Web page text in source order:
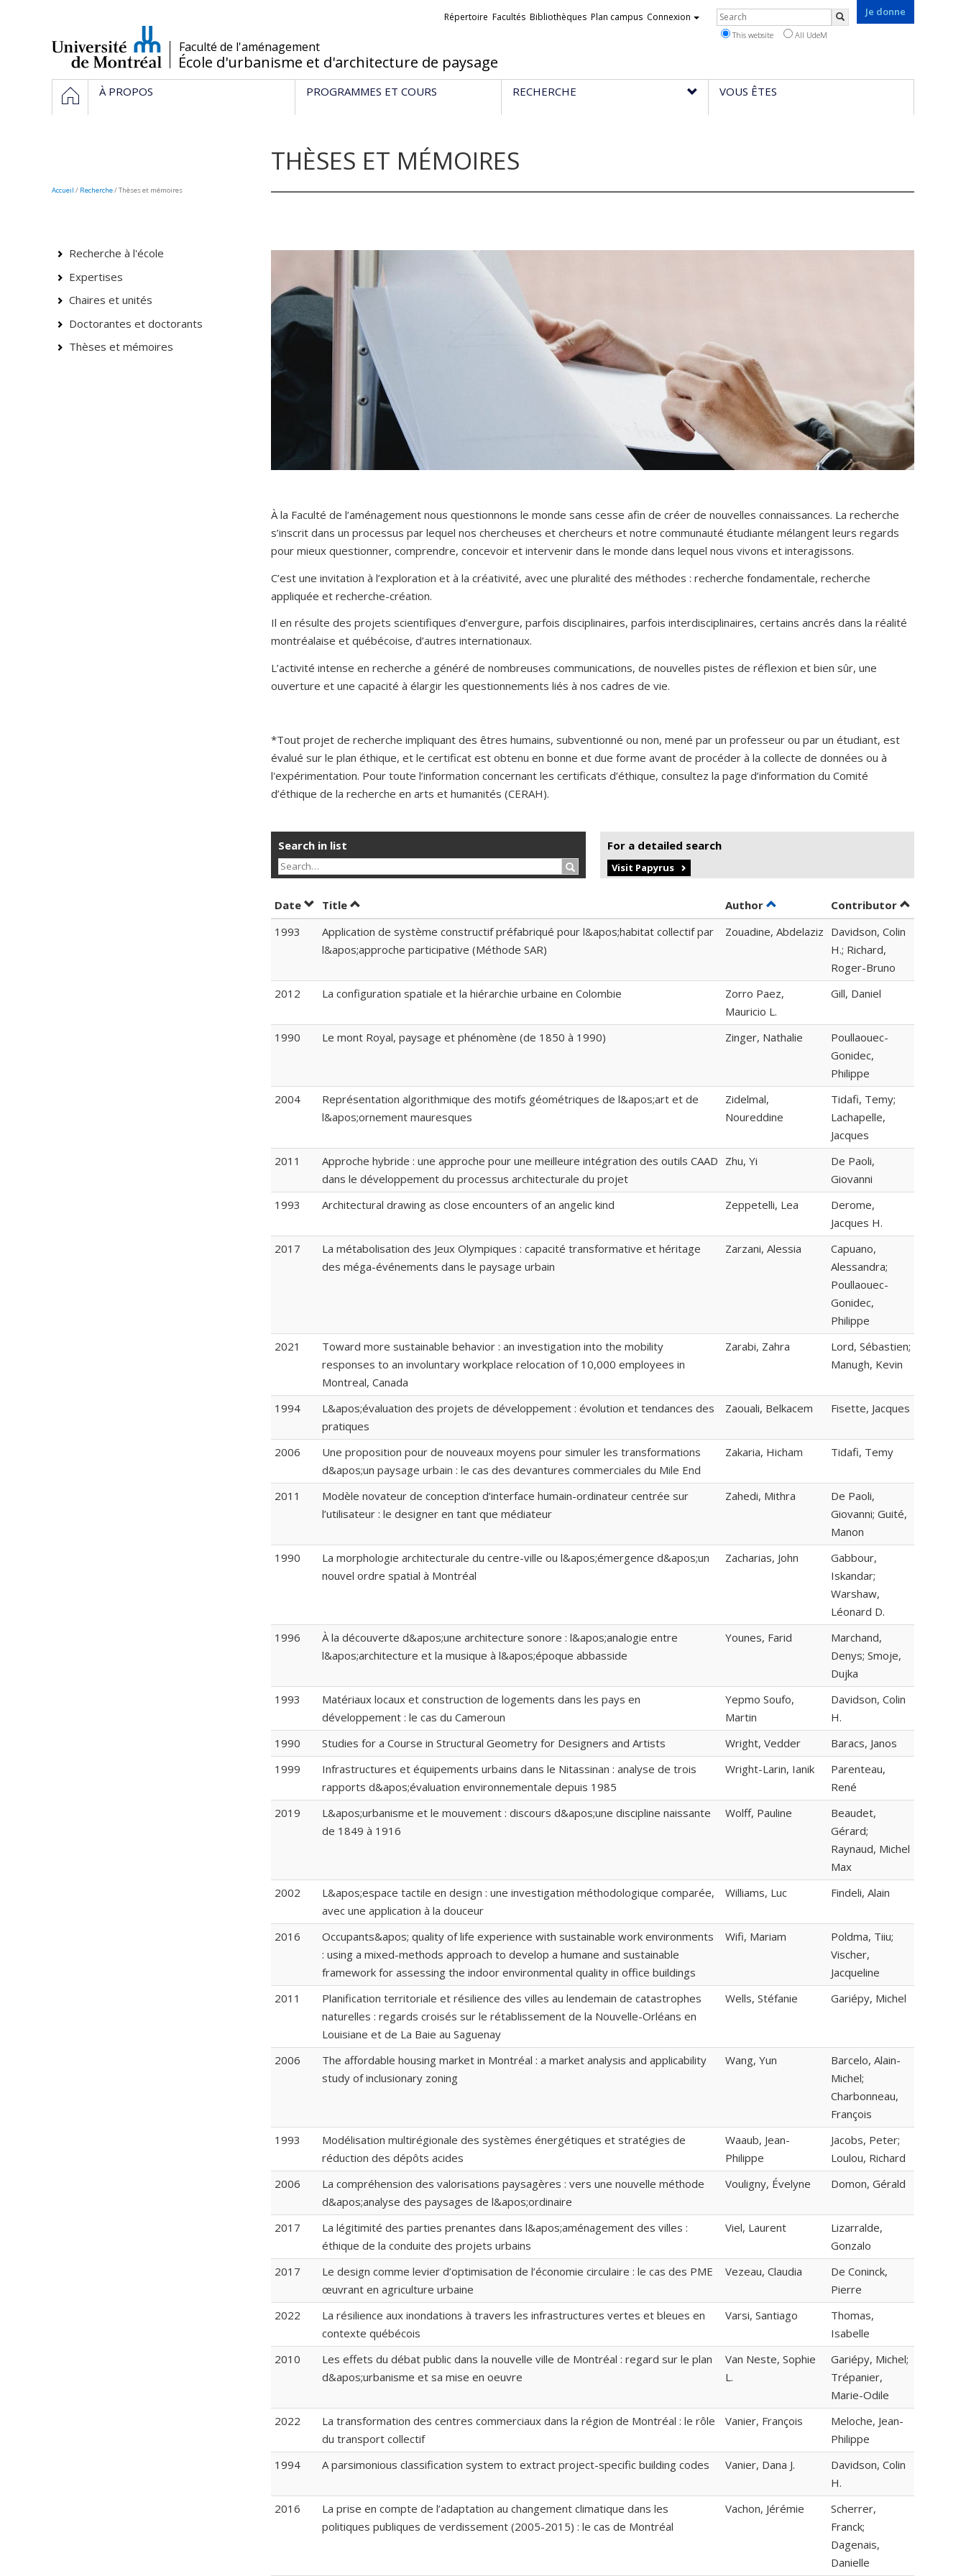
/Faculté de l'aménagement
École d'urbanisme et d'architecture de paysage
Je donne
Liens
Répertoire Facultés Bibliothèques Plan campus Connexion Rechercher
This website All UdeM
Navigation
principale
HOMEÀ PROPOS PROGRAMMES ET COURS RECHERCHE VOUS ÊTES
THÈSES ET MÉMOIRES
À la Faculté de l’aménagement nous questionnons le monde sans cesse afin de créer de nouvelles connaissances. La recherche
s’inscrit dans un processus par lequel nos chercheuses et chercheurs et notre communauté étudiante mélangent leurs regards
pour mieux questionner, comprendre, concevoir et intervenir dans le monde dans lequel nous vivons et interagissons.
C’est une invitation à l’exploration et à la créativité, avec une pluralité des méthodes : recherche fondamentale, recherche
appliquée et recherche-création.
Il en résulte des projets scientifiques d’envergure, parfois disciplinaires, parfois interdisciplinaires, certains ancrés dans la réalité
montréalaise et québécoise, d’autres internationaux.
L’activité intense en recherche a généré de nombreuses communications, de nouvelles pistes de réflexion et bien sûr, une
ouverture et une capacité à élargir les questionnements liés à nos cadres de vie.
*Tout projet de recherche impliquant des êtres humains, subventionné ou non, mené par un professeur ou par un étudiant, est
évalué sur le plan éthique, et le certificat est obtenu en bonne et due forme avant de procéder à la collecte de données ou à
l'expérimentation. Pour toute l’information concernant les certificats d’éthique, consultez la page d’information du Comité
d’éthique de la recherche en arts et humanités (CERAH).
Search in list
Search…
For a detailed search
Visit Papyrus
Date Sort by date in descending order
Title Sort by title in descending order Author Sort by author in descending order
Contributor by
1993
Application de système constructif préfabriqué pour l&apos;habitat collectif par
l&apos;approche participative (Méthode SAR)
Zouadine, Abdelaziz Davidson, Colin
H.; Richard,
Roger-Bruno
2012
La configuration spatiale et la hiérarchie urbaine en Colombie
Zorro Paez,
Mauricio L.
Gill, Daniel
1990 Le mont Royal, paysage et phénomène (de 1850 à 1990) Zinger, Nathalie
Poullaouec-
Gonidec,
Philippe
2004
Représentation algorithmique des motifs géométriques de l&apos;art et de
l&apos;ornement mauresques
Zidelmal,
Noureddine
Tidafi, Temy;
Lachapelle,
Jacques
2011
Approche hybride : une approche pour une meilleure intégration des outils CAAD
dans le développement du processus architecturale du projet
Zhu, Yi
De Paoli,
Giovanni
1993
Architectural drawing as close encounters of an angelic kind Zeppetelli, Lea
Derome,
Jacques H.
2017
La métabolisation des Jeux Olympiques : capacité transformative et héritage
des méga-événements dans le paysage urbain
Zarzani, Alessia
Capuano,
Alessandra;
Poullaouec-
Gonidec,
Philippe
2021
Toward more sustainable behavior : an investigation into the mobility
responses to an involuntary workplace relocation of 10,000 employees in
Montreal, Canada
Zarabi, Zahra
Lord, Sébastien;
Manugh, Kevin
1994
L&apos;évaluation des projets de développement : évolution et tendances des
pratiques
Zaouali, Belkacem Fisette, Jacques
2006
Une proposition pour de nouveaux moyens pour simuler les transformations
d&apos;un paysage urbain : le cas des devantures commerciales du Mile End
Zakaria, Hicham Tidafi, Temy
2011
Modèle novateur de conception d’interface humain-ordinateur centrée sur
l’utilisateur : le designer en tant que médiateur
Zahedi, Mithra
De Paoli,
Giovanni; Guité,
Manon
1990
La morphologie architecturale du centre-ville ou l&apos;émergence d&apos;un
nouvel ordre spatial à Montréal
Zacharias, John
Gabbour,
Iskandar;
Warshaw,
Léonard D.
1996
À la découverte d&apos;une architecture sonore : l&apos;analogie entre
l&apos;architecture et la musique à l&apos;époque abbasside
Younes, Farid
Marchand,
Denys; Smoje,
Dujka
1993
Matériaux locaux et construction de logements dans les pays en
développement : le cas du Cameroun
Yepmo Soufo,
Martin
Davidson, Colin
H.
1990
Studies for a Course in Structural Geometry for Designers and Artists Wright, Vedder
Baracs, Janos
1999
Infrastructures et équipements urbains dans le Nitassinan : analyse de trois
rapports d&apos;évaluation environnementale depuis 1985
Wright-Larin, Ianik
Parenteau,
René
2019
L&apos;urbanisme et le mouvement : discours d&apos;une discipline naissante
de 1849 à 1916
Wolff, Pauline
Beaudet,
Gérard;
Raynaud, Michel
Max
2002
L&apos;espace tactile en design : une investigation méthodologique comparée,
avec une application à la douceur
Williams, Luc Findeli, Alain
2016
Occupants&apos; quality of life experience with sustainable work environments
: using a mixed-methods approach to develop a humane and sustainable
framework for assessing the indoor environmental quality in office buildings
Wifi, Mariam
Poldma, Tiiu;
Vischer,
Jacqueline
2011
Planification territoriale et résilience des villes au lendemain de catastrophes
naturelles : regards croisés sur le rétablissement de la Nouvelle-Orléans en
Louisiane et de La Baie au Saguenay
Wells, Stéfanie Gariépy, Michel
2006
The affordable housing market in Montréal : a market analysis and applicability
study of inclusionary zoning
Wang, Yun
Barcelo, Alain-
Michel;
Charbonneau,
François
1993
Modélisation multirégionale des systèmes énergétiques et stratégies de
réduction des dépôts acides
Waaub, Jean-
Philippe
Jacobs, Peter;
Loulou, Richard
2006
La compréhension des valorisations paysagères : vers une nouvelle méthode
d&apos;analyse des paysages de l&apos;ordinaire
Vouligny, Évelyne Domon, Gérald
2017
La légitimité des parties prenantes dans l&apos;aménagement des villes :
éthique de la conduite des projets urbains
Viel, Laurent
Lizarralde,
Gonzalo
2017
Le design comme levier d’optimisation de l’économie circulaire : le cas des PME
œuvrant en agriculture urbaine
Vezeau, Claudia
De Coninck,
Pierre
2022
La résilience aux inondations à travers les infrastructures vertes et bleues en
contexte québécois
Varsi, Santiago
Thomas,
Isabelle
2010
Les effets du débat public dans la nouvelle ville de Montréal : regard sur le plan
d&apos;urbanisme et sa mise en oeuvre
Van Neste, Sophie
L.
Gariépy, Michel;
Trépanier,
Marie-Odile
2022
La transformation des centres commerciaux dans la région de Montréal : le rôle
du transport collectif
Vanier, François
Meloche, Jean-
Philippe
1994
A parsimonious classification system to extract project-specific building codes Vanier, Dana J.
Davidson, Colin
H.
2016
La prise en compte de l’adaptation au changement climatique dans les
politiques publiques de verdissement (2005-2015) : le cas de Montréal
Vachon, Jérémie
Scherrer,
Franck;
Dagenais,
Danielle
Accueil / Recherche/Thèses et mémoires
Recherche à l'école
Expertises
Chaires et unités
Doctorantes et doctorants
Thèses et mémoires